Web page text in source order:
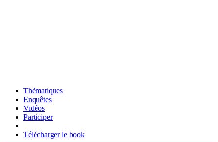
Thématiques
Enquêtes
Vidéos
Participer
Télécharger le book